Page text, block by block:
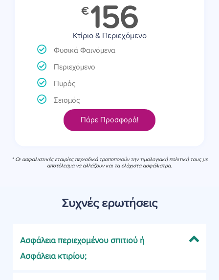
€ 156
Κτίριο & Περιεχόμενο
Φυσικά Φαινόμενα
Περιεχόμενο
Πυρός
Σεισμός
Πάρε Προσφορά!
* Oι ασφαλιστικές εταιρίες περιοδικά τροποποιούν την τιμολογιακή πολιτική τους με
αποτέλεσμα να αλλάζουν και τα ελάχιστα ασφάλιστρα.
Συχνές ερωτήσεις
Ασφάλεια περιεχομένου σπιτιού ή
Ασφάλεια κτιρίου;